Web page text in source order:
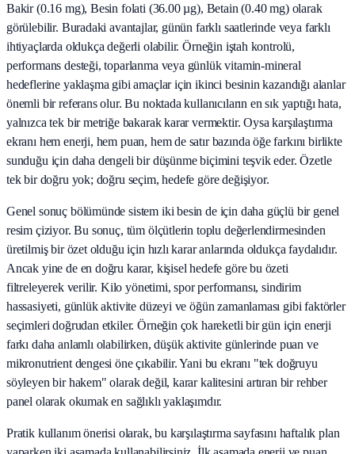
Bakir (0.16 mg), Besin folati (36.00 µg), Betain (0.40 mg) olarak
görülebilir. Buradaki avantajlar, günün farklı saatlerinde veya farklı
ihtiyaçlarda oldukça değerli olabilir. Örneğin iştah kontrolü,
performans desteği, toparlanma veya günlük vitamin-mineral
hedeflerine yaklaşma gibi amaçlar için ikinci besinin kazandığı alanlar
önemli bir referans olur. Bu noktada kullanıcıların en sık yaptığı hata,
yalnızca tek bir metriğe bakarak karar vermektir. Oysa karşılaştırma
ekranı hem enerji, hem puan, hem de satır bazında öğe farkını birlikte
sunduğu için daha dengeli bir düşünme biçimini teşvik eder. Özetle
tek bir doğru yok; doğru seçim, hedefe göre değişiyor.
Genel sonuç bölümünde sistem iki besin de için daha güçlü bir genel
resim çiziyor. Bu sonuç, tüm ölçütlerin toplu değerlendirmesinden
üretilmiş bir özet olduğu için hızlı karar anlarında oldukça faydalıdır.
Ancak yine de en doğru karar, kişisel hedefe göre bu özeti
filtreleyerek verilir. Kilo yönetimi, spor performansı, sindirim
hassasiyeti, günlük aktivite düzeyi ve öğün zamanlaması gibi faktörler
seçimleri doğrudan etkiler. Örneğin çok hareketli bir gün için enerji
farkı daha anlamlı olabilirken, düşük aktivite günlerinde puan ve
mikronutrient dengesi öne çıkabilir. Yani bu ekranı "tek doğruyu
söyleyen bir hakem" olarak değil, karar kalitesini artıran bir rehber
panel olarak okumak en sağlıklı yaklaşımdır.
Pratik kullanım önerisi olarak, bu karşılaştırma sayfasını haftalık plan